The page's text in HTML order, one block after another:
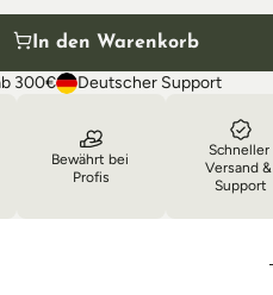
In den Warenkorb
300€ Deutscher Support
Bewährt bei
Profis
Schneller
Versand &
Support